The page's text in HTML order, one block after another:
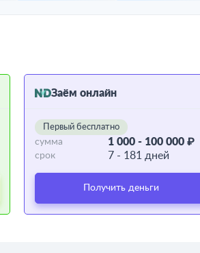
Заём онлайн
Первый бесплатно
сумма 1 000 - 100 000 ₽
срок 7 - 181 дней
Получить деньги